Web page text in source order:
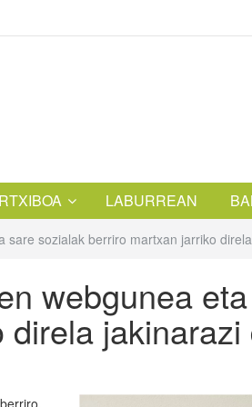
LABURREAN
sare sozialak berriro martxan jarriko
webgunea
jakinarazi